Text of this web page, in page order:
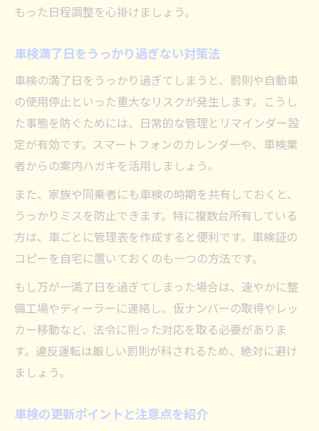
もった日程調整を心掛けましょう。
車検満了日をうっかり過ぎない対策法
車検の満了日をうっかり過ぎてしまうと、罰則や自動車
の使用停止といった重大なリスクが発生します。こうし
た事態を防ぐためには、日常的な管理とリマインダー設
定が有効です。スマートフォンのカレンダーや、車検業
者からの案内ハガキを活用しましょう。
また、家族や同乗者にも車検の時期を共有しておくと、
うっかりミスを防止できます。特に複数台所有している
方は、車ごとに管理表を作成すると便利です。車検証の
コピーを自宅に置いておくのも一つの方法です。
もし万が一満了日を過ぎてしまった場合は、速やかに整
備工場やディーラーに連絡し、仮ナンバーの取得やレッ
カー移動など、法令に則った対応を取る必要がありま
す。違反運転は厳しい罰則が科されるため、絶対に避け
ましょう。
車検の更新ポイントと注意点を紹介